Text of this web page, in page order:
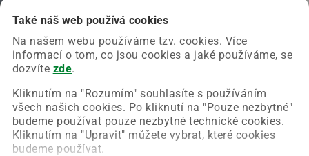
Také náš web používá cookies
Na našem webu používáme tzv. cookies. Více
informací o tom, co jsou cookies a jaké používáme, se
dozvíte zde.
Kliknutím na "Rozumím" souhlasíte s používáním
všech našich cookies. Po kliknutí na "Pouze nezbytné"
budeme používat pouze nezbytné technické cookies.
Kliknutím na "Upravit" můžete vybrat, které cookies
budeme používat.
Chyba nastala na naší straně a už ji opravujeme.
Zkuste prosím znovu načíst požadovanou stránku.
Obnovit stránku Úvodní strana